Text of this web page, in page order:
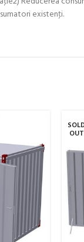
existenţi.
OUT